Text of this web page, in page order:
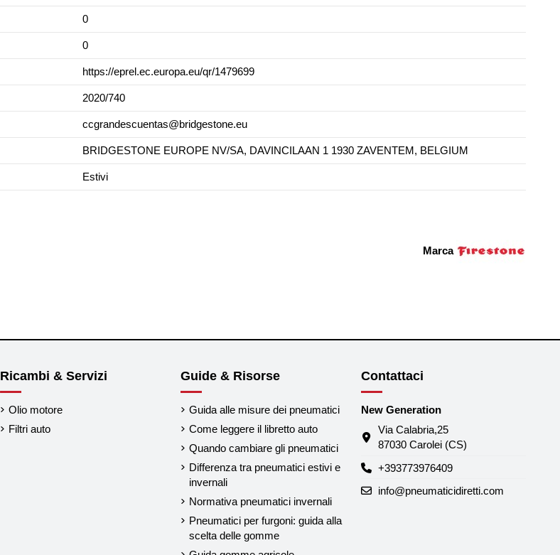
0
0
https://eprel.ec.europa.eu/qr/1479699
2020/740
ccgrandescuentas@bridgestone.eu
BRIDGESTONE EUROPE NV/SA, DAVINCILAAN 1 1930 ZAVENTEM, BELGIUM
Estivi
Marca
Ricambi & Servizi
Olio motore
Filtri auto
Guide & Risorse
Guida alle misure dei pneumatici
Come leggere il libretto auto
Quando cambiare gli pneumatici
Differenza tra pneumatici estivi e
invernali
Normativa pneumatici invernali
Pneumatici per furgoni: guida alla
scelta delle gomme
Contattaci
New Generation
Via Calabria,25
87030 Carolei (CS)
+393773976409
info@pneumaticidiretti.com